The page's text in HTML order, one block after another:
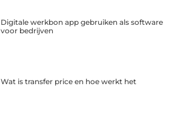
Digitale werkbon app gebruiken als software
voor bedrijven
Wat is transfer price en hoe werkt het